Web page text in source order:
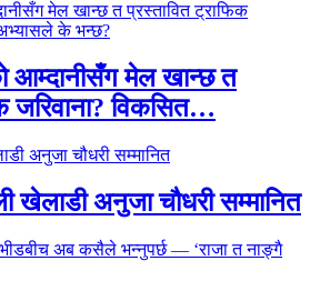
आम्दानीसँग मेल खान्छ त
जरिवाना? विकसित…
खेलाडी अनुजा चौधरी सम्मानित